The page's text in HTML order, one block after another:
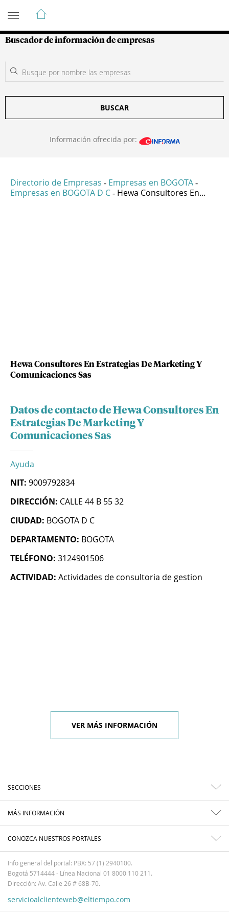
Guía de Empresas Colombianas
Buscador de información de empresas
BUSCAR
Información ofrecida por:
Directorio de Empresas - Empresas en BOGOTA -
Empresas en BOGOTA D C - Hewa Consultores En...
Hewa Consultores En Estrategias De Marketing Y
Comunicaciones Sas
Datos de contacto de Hewa Consultores En
Estrategias De Marketing Y
Comunicaciones Sas
Ayuda
NIT: 9009792834
DIRECCIÓN: CALLE 44 B 55 32
CIUDAD: BOGOTA D C
DEPARTAMENTO: BOGOTA
TELÉFONO: 3124901506
ACTIVIDAD: Actividades de consultoria de gestion
VER MÁS INFORMACIÓN
SECCIONES
MÁS INFORMACIÓN
CONOZCA NUESTROS PORTALES
Info general del portal: PBX: 57 (1) 2940100.
Bogotá 5714444 - Línea Nacional 01 8000 110 211.
Dirección: Av. Calle 26 # 68B-70.
servicioalclienteweb@eltiempo.com